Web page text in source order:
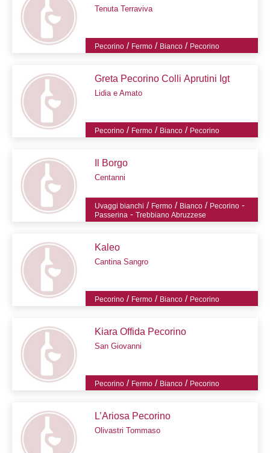
Tenuta Terraviva
Pecorino / Fermo / Bianco / Pecorino
Greta Pecorino Colli Aprutini Igt
Lidia e Amato
Pecorino / Fermo / Bianco / Pecorino
Il Borgo
Centanni
Uvaggi bianchi / Fermo / Bianco / Pecorino -
Passerina -Trebbiano Abruzzese
Kaleo
Cantina Sangro
Pecorino / Fermo / Bianco / Pecorino
Kiara Offida Pecorino
San Giovanni
Pecorino / Fermo / Bianco / Pecorino
L’Ariosa Pecorino
Olivastri Tommaso